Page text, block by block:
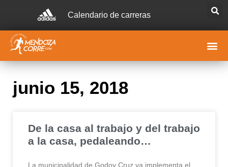
Calendario de carreras
junio 15, 2018
De la casa al trabajo y del trabajo
a la casa, pedaleando…
La municipalidad de Godoy Cruz ya implementa el